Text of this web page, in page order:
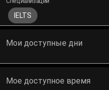
IELTS
Мои доступные дни
Мое доступное время